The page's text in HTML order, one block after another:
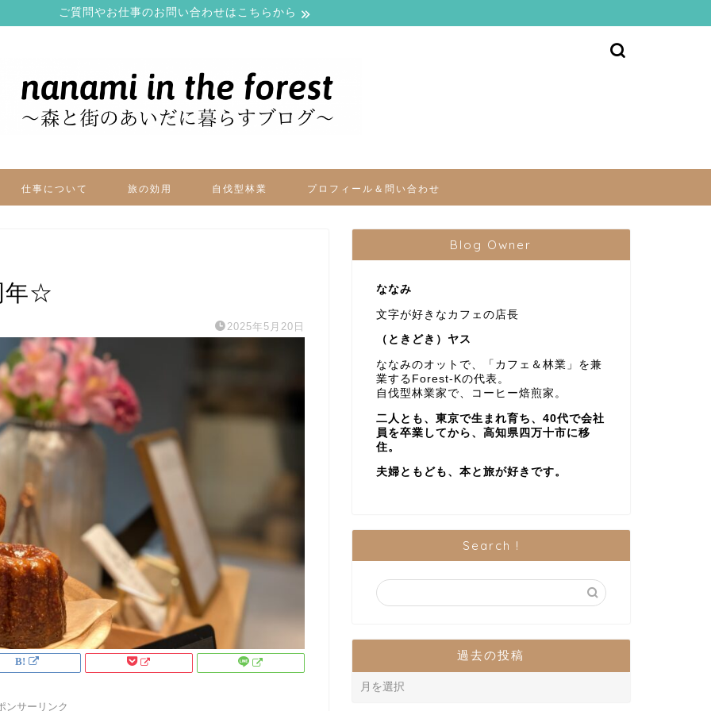
ご質問やお仕事のお問い合わせはこちらから
仕事について 旅の効用 自伐型林業 プロフィール＆問い合わせ
年☆
2025年5月20日
ンサーリンク
Blog Owner
ななみ
文字が好きなカフェの店長
（ときどき）ヤス
ななみのオットで、「カフェ＆林業」を兼
業するForest-Kの代表。
自伐型林業家で、コーヒー焙煎家。
二人とも、東京で生まれ育ち、40代で会社
員を卒業してから、高知県四万十市に移
住。
夫婦ともども、本と旅が好きです。
Search !
過去の投稿